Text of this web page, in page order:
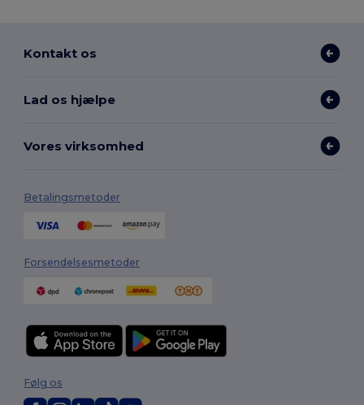
Kontakt os
Lad os hjælpe
Vores virksomhed
Betalingsmetoder
Forsendelsesmetoder
Følg os